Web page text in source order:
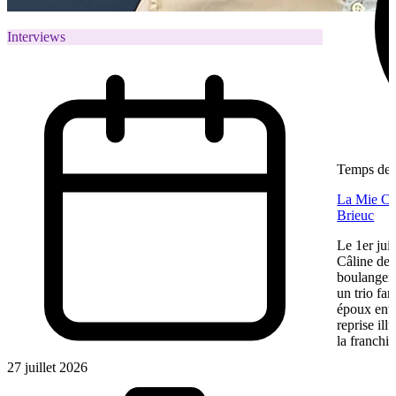
Interviews
27 juillet 2026
Temps de
La Mie
Brieuc
Le 1er
Câline de
un trio
époux
reprise
la